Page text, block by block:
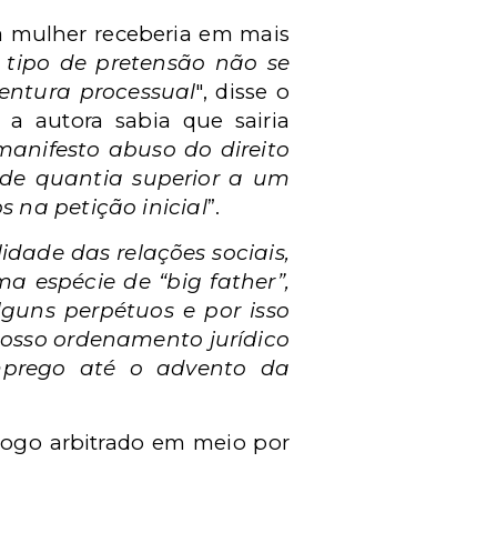
mulher receberia em mais
tipo de pretensão não se
processual", disse o
autora sabia que sairia
abuso do direito
quantia superior a um
na petição inicial”.
das relações sociais,
espécie de “big father”,
perpétuos e por isso
ordenamento jurídico
até o advento da
arbitrado em meio por